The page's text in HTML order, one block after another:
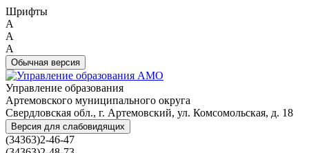
Шрифты
A
A
A
Обычная версия
Управление образования
Артемовского муниципального округа
Свердловская обл., г. Артемовский, ул. Комсомольская, д. 18
Версия для слабовидящих
(34363)2-46-47